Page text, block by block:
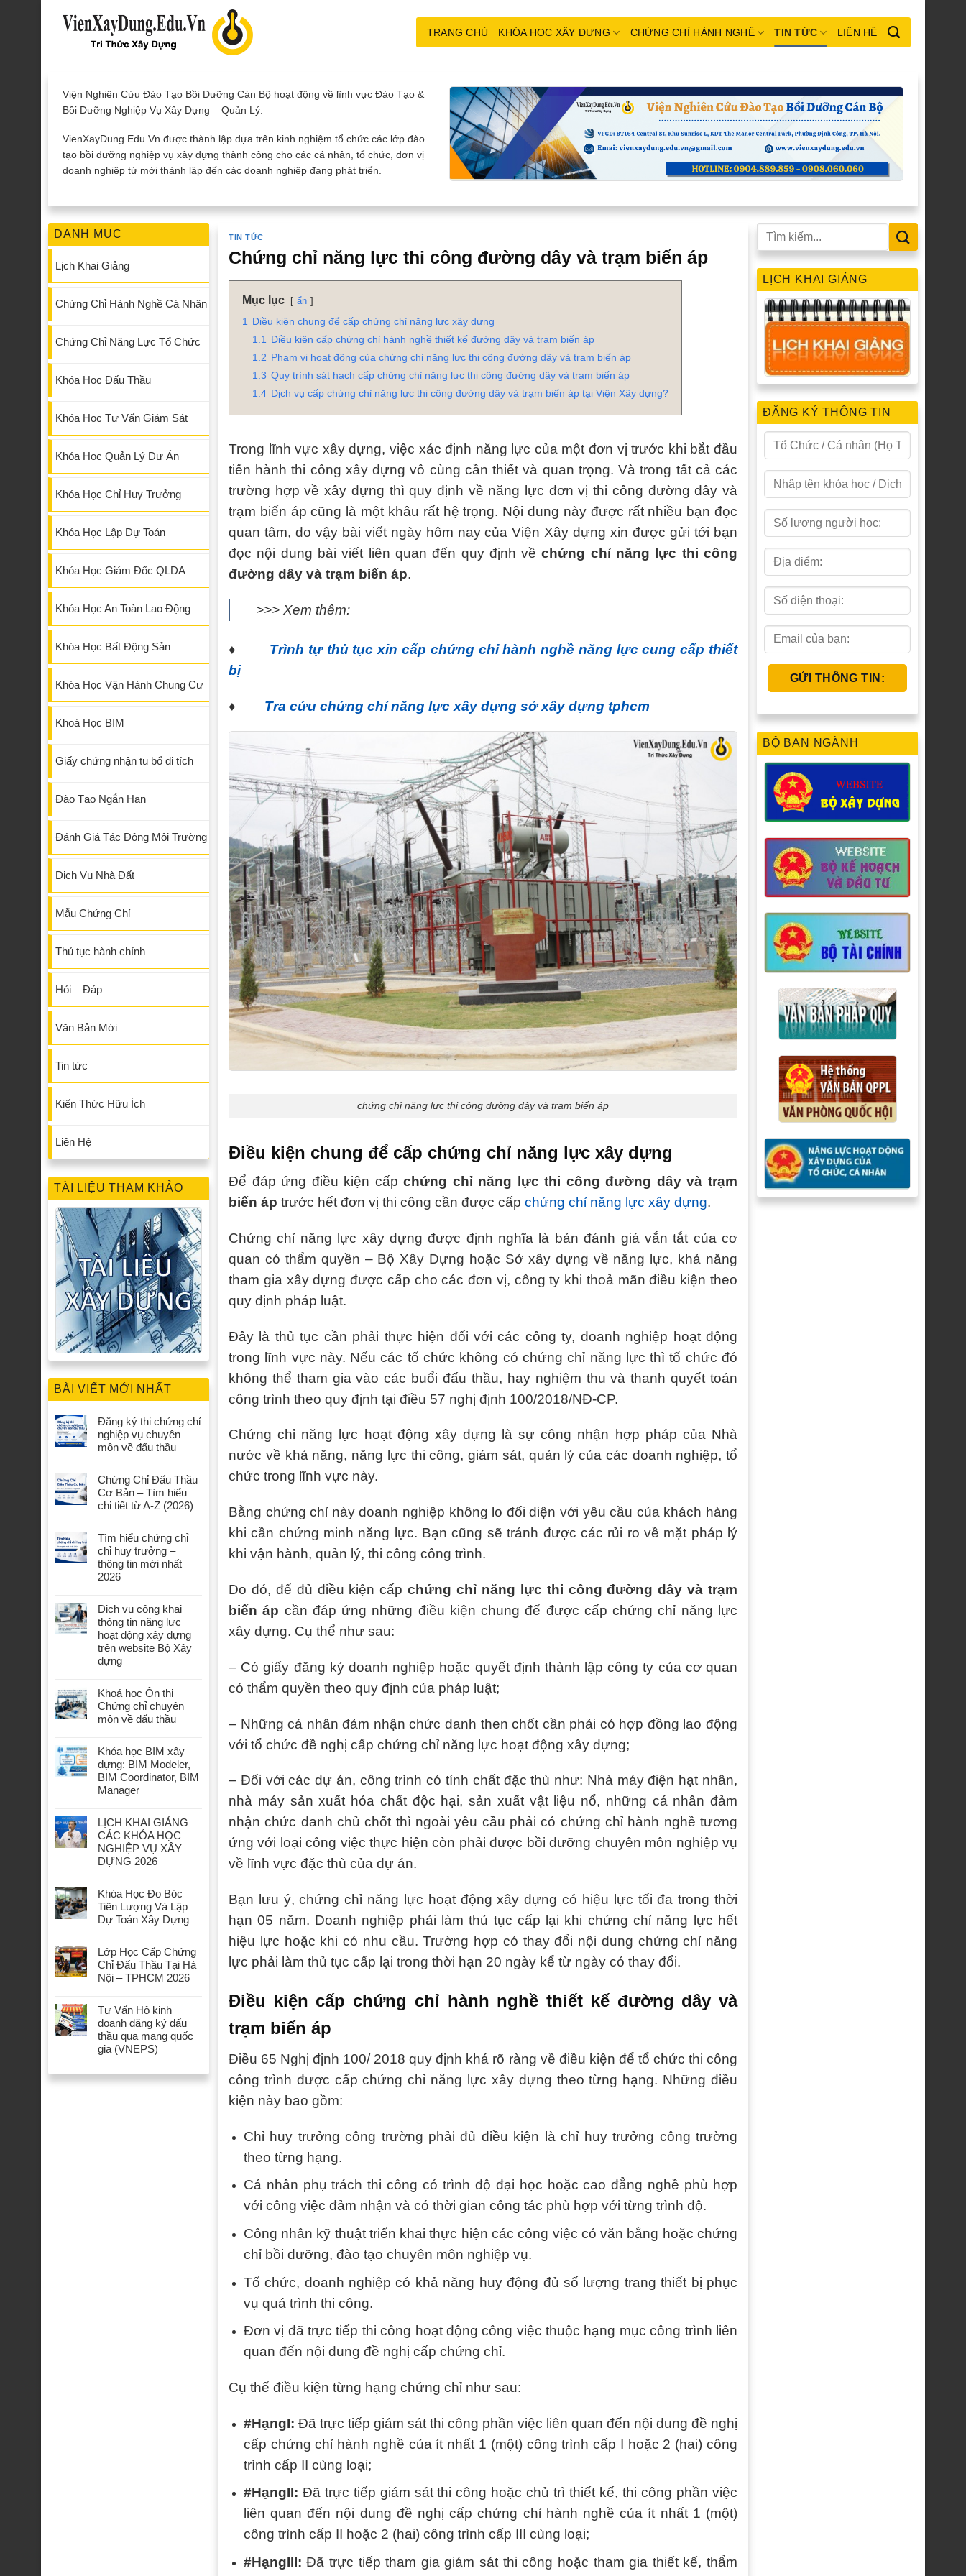
TRANG CHỦ KHÓA HỌC XÂY DỰNG CHỨNG CHỈ HÀNH NGHỀ TIN TỨC LIÊN HỆ
Viện Nghiên Cứu Đào Tạo Bồi Dưỡng Cán Bộ hoạt động về lĩnh vực Đào Tạo &
Bồi Dưỡng Nghiệp Vụ Xây Dựng – Quản Lý.
VienXayDung.Edu.Vn được thành lập dựa trên kinh nghiệm tổ chức các lớp đào
tạo bồi dưỡng nghiệp vụ xây dựng thành công cho các cá nhân, tổ chức, đơn vị
doanh nghiệp từ mới thành lập đến các doanh nghiệp đang phát triển.
DANH MỤC
Lịch Khai Giảng
Chứng Chỉ Hành Nghề Cá Nhân
Chứng Chỉ Năng Lực Tổ Chức
Khóa Học Đấu Thầu
Khóa Học Tư Vấn Giám Sát
Khóa Học Quản Lý Dự Án
Khóa Học Chỉ Huy Trưởng
Khóa Học Lập Dự Toán
Khóa Học Giám Đốc QLDA
Khóa Học An Toàn Lao Động
Khóa Học Bất Động Sản
Khóa Học Vận Hành Chung Cư
Khoá Học BIM
Giấy chứng nhận tu bổ di tích
Đào Tạo Ngắn Hạn
Đánh Giá Tác Động Môi Trường
Dịch Vụ Nhà Đất
Mẫu Chứng Chỉ
Thủ tục hành chính
Hỏi – Đáp
Văn Bản Mới
Tin tức
Kiến Thức Hữu Ích
Liên Hệ
TÀI LIỆU THAM KHẢO
BÀI VIẾT MỚI NHẤT
Đăng ký thi chứng chỉ
nghiệp vụ chuyên
môn về đấu thầu
Chứng Chỉ Đấu Thầu
Cơ Bản – Tìm hiểu
chi tiết từ A-Z (2026)
Tìm hiểu chứng chỉ
chỉ huy trưởng –
thông tin mới nhất
2026
Dịch vụ công khai
thông tin năng lực
hoạt động xây dựng
trên website Bộ Xây
dựng
Khoá học Ôn thi
Chứng chỉ chuyên
môn về đấu thầu
Khóa học BIM xây
dựng: BIM Modeler,
BIM Coordinator, BIM
Manager
LỊCH KHAI GIẢNG
CÁC KHÓA HỌC
NGHIỆP VỤ XÂY
DỰNG 2026
Khóa Học Đo Bóc
Tiên Lượng Và Lập
Dự Toán Xây Dựng
Lớp Học Cấp Chứng
Chỉ Đấu Thầu Tại Hà
Nội – TPHCM 2026
Tư Vấn Hộ kinh
doanh đăng ký đấu
thầu qua mạng quốc
gia (VNEPS)
TIN TỨC
Chứng chỉ năng lực thi công đường dây và trạm biến áp
Mục lục ẩn
1 Điều kiện chung để cấp chứng chỉ năng lực xây dựng
1.1 Điều kiện cấp chứng chỉ hành nghề thiết kế đường dây và trạm biến áp
1.2 Phạm vi hoạt động của chứng chỉ năng lực thi công đường dây và trạm biến áp
1.3 Quy trình sát hạch cấp chứng chỉ năng lực thi công đường dây và trạm biến áp
1.4 Dịch vụ cấp chứng chỉ năng lực thi công đường dây và trạm biến áp tại Viện Xây dựng?
Trong lĩnh vực xây dựng, việc xác định năng lực của một đơn vị trước khi bắt đầu
tiến hành thi công xây dựng vô cùng cần thiết và quan trọng. Và trong tất cả các
trường hợp về xây dựng thì quy định về năng lực đơn vị thi công đường dây và
trạm biến áp cũng là một khâu rất hệ trọng. Nội dung này được rất nhiều bạn đọc
quan tâm, do vậy bài viết ngày hôm nay của Viện Xây dựng xin được gửi tới bạn
đọc nội dung bài viết liên quan đến quy định vềchứng chỉ năng lực thi công
đường dây và trạm biến áp.
>>> Xem thêm:
♦ Trình tự thủ tục xin cấp chứng chỉ hành nghề năng lực cung cấp thiết
bị
♦ Tra cứu chứng chỉ năng lực xây dựng sở xây dựng tphcm
chứng chỉ năng lực thi công đường dây và trạm biến áp
Điều kiện chung để cấp chứng chỉ năng lực xây dựng
Để đáp ứng điều kiện cấpchứng chỉ năng lực thi công đường dây và trạm
biến áp trước hết đơn vị thi công cần được cấp chứng chỉ năng lực xây dựng.
Chứng chỉ năng lực xây dựng được định nghĩa là bản đánh giá vắn tắt của cơ
quan có thẩm quyền – Bộ Xây Dựng hoặc Sở xây dựng về năng lực, khả năng
tham gia xây dựng được cấp cho các đơn vị, công ty khi thoả mãn điều kiện theo
quy định pháp luật.
Đây là thủ tục cần phải thực hiện đối với các công ty, doanh nghiệp hoạt động
trong lĩnh vực này. Nếu các tổ chức không có chứng chỉ năng lực thì tổ chức đó
không thể tham gia vào các buổi đấu thầu, hay nghiệm thu và thanh quyết toán
công trình theo quy định tại điều 57 nghị định 100/2018/NĐ-CP.
Chứng chỉ năng lực hoạt động xây dựng là sự công nhận hợp pháp của Nhà
nước về khả năng, năng lực thi công, giám sát, quản lý của các doanh nghiệp, tổ
chức trong lĩnh vực này.
Bằng chứng chỉ này doanh nghiệp không lo đối diện với yêu cầu của khách hàng
khi cần chứng minh năng lực. Bạn cũng sẽ tránh được các rủi ro về mặt pháp lý
khi vận hành, quản lý, thi công công trình.
Do đó, để đủ điều kiện cấpchứng chỉ năng lực thi công đường dây và trạm
biến áp cần đáp ứng những điều kiện chung để được cấp chứng chỉ năng lực
xây dựng. Cụ thể như sau:
– Có giấy đăng ký doanh nghiệp hoặc quyết định thành lập công ty của cơ quan
có thẩm quyền theo quy định của pháp luật;
– Những cá nhân đảm nhận chức danh then chốt cần phải có hợp đồng lao động
với tổ chức đề nghị cấp chứng chỉ năng lực hoạt động xây dựng;
– Đối với các dự án, công trình có tính chất đặc thù như: Nhà máy điện hạt nhân,
nhà máy sản xuất hóa chất độc hại, sản xuất vật liệu nổ, những cá nhân đảm
nhận chức danh chủ chốt thì ngoài yêu cầu phải có chứng chỉ hành nghề tương
ứng với loại công việc thực hiện còn phải được bồi dưỡng chuyên môn nghiệp vụ
về lĩnh vực đặc thù của dự án.
Bạn lưu ý, chứng chỉ năng lực hoạt động xây dựng có hiệu lực tối đa trong thời
hạn 05 năm. Doanh nghiệp phải làm thủ tục cấp lại khi chứng chỉ năng lực hết
hiệu lực hoặc khi có nhu cầu. Trường hợp có thay đổi nội dung chứng chỉ năng
lực phải làm thủ tục cấp lại trong thời hạn 20 ngày kể từ ngày có thay đổi.
Điều kiện cấp chứng chỉ hành nghề thiết kế đường dây và
trạm biến áp
Điều 65 Nghị định 100/ 2018 quy định khá rõ ràng về điều kiện để tổ chức thi công
công trình được cấp chứng chỉ năng lực xây dựng theo từng hạng. Những điều
kiện này bao gồm:
Chỉ huy trưởng công trường phải đủ điều kiện là chỉ huy trưởng công trường
theo từng hạng.
Cá nhân phụ trách thi công có trình độ đại học hoặc cao đẳng nghề phù hợp
với công việc đảm nhận và có thời gian công tác phù hợp với từng trình độ.
Công nhân kỹ thuật triển khai thực hiện các công việc có văn bằng hoặc chứng
chỉ bồi dưỡng, đào tạo chuyên môn nghiệp vụ.
Tổ chức, doanh nghiệp có khả năng huy động đủ số lượng trang thiết bị phục
vụ quá trình thi công.
Đơn vị đã trực tiếp thi công hoạt động công việc thuộc hạng mục công trình liên
quan đến nội dung đề nghị cấp chứng chỉ.
Cụ thể điều kiện từng hạng chứng chỉ như sau:
#HạngI: Đã trực tiếp giám sát thi công phần việc liên quan đến nội dung đề nghị
cấp chứng chỉ hành nghề của ít nhất 1 (một) công trình cấp I hoặc 2 (hai) công
trình cấp II cùng loại;
#HạngII: Đã trực tiếp giám sát thi công hoặc chủ trì thiết kế, thi công phần việc
liên quan đến nội dung đề nghị cấp chứng chỉ hành nghề của ít nhất 1 (một)
công trình cấp II hoặc 2 (hai) công trình cấp III cùng loại;
#HạngIII: Đã trực tiếp tham gia giám sát thi công hoặc tham gia thiết kế, thẩm
LỊCH KHAI GIẢNG
ĐĂNG KÝ THÔNG TIN
BỘ BAN NGÀNH